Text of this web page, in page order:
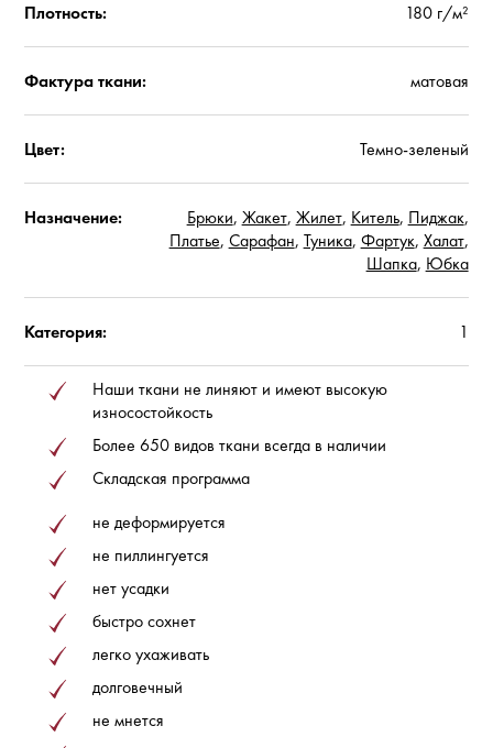
Плотность: 180 г/м²
Фактура ткани: матовая
Цвет: Темно-зеленый
Назначение: Брюки, Жакет, Жилет, Китель, Пиджак,
Платье, Сарафан, Туника, Фартук, Халат,
Шапка, Юбка
Категория: 1
Наши ткани не линяют и имеют высокую
износостойкость
Более 650 видов ткани всегда в наличии
Складская программа
не деформируется
не пиллингуется
нет усадки
быстро сохнет
легко ухаживать
долговечный
не мнется